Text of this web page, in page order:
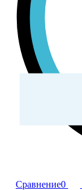
Сравнение0